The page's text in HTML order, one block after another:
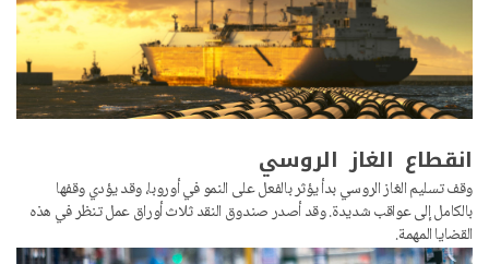
انقطاع الغاز الروسي
وقف تسليم الغاز الروسي بدأ يؤثر بالفعل على النمو في أوروبا، وقد يؤدي وقفها
بالكامل إلى عواقب شديدة. وقد أصدر صندوق النقد ثلاث أوراق عمل تنظر في هذه
القضايا المهمة.